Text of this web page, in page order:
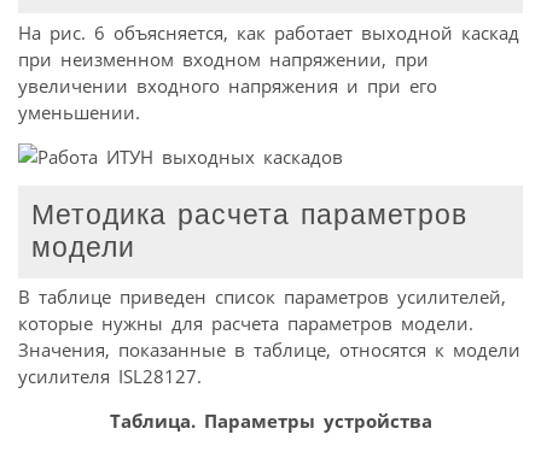
На рис. 6 объясняется, как работает выходной каскад
при неизменном входном напряжении, при
увеличении входного напряжения и при его
уменьшении.
Методика расчета параметров
модели
В таблице приведен список параметров усилителей,
которые нужны для расчета параметров модели.
Значения, показанные в таблице, относятся к модели
усилителя ISL28127.
Таблица. Параметры устройства